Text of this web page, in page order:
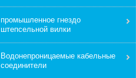
промышленное гнездо
штепсельной вилки
Водонепроницаемые кабельные
соединители